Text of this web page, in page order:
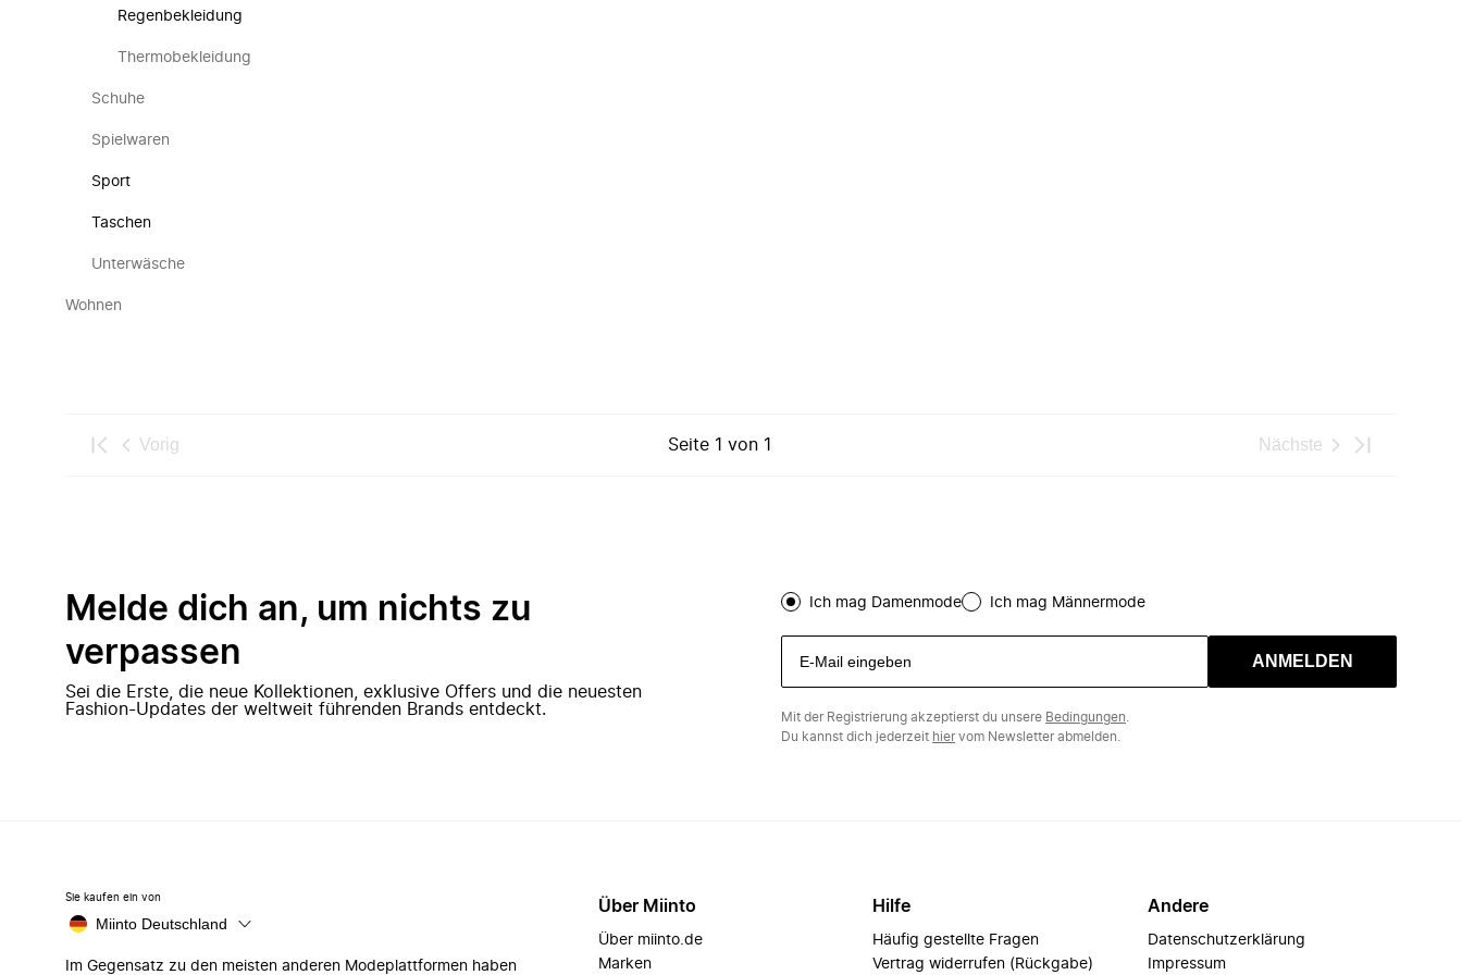
Regenbekleidung
Thermobekleidung
Schuhe
Spielwaren
Sport
Taschen
Unterwäsche
Wohnen
Vorig Seite 1 von 1 Nächste
Melde dich an, um nichts zu
verpassen
Sei die Erste, die neue Kollektionen, exklusive Offers und die neuesten
Fashion-Updates der weltweit führenden Brands entdeckt.
Ich mag Damenmode Ich mag Männermode
ANMELDEN
Mit der Registrierung akzeptierst du unsere Bedingungen
Du kannst dich jederzeit hiervom Newsletter abmelden.
Sie kaufen ein von
Miinto Deutschland
Im Gegensatz zu den meisten anderen Modeplattformen haben
Über Miinto
Über miinto.de
Marken
Hilfe
Häufig gestellte Fragen
Vertrag widerrufen (Rückgabe)
Andere
Datenschutzerklärung
Impressum